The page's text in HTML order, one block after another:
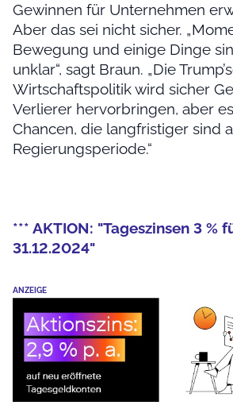
Gewinnen für Unternehmen
Aber das sei nicht sicher.
Bewegung und einige Dinge
unklar“, sagt Braun. „Die
Wirtschaftspolitik wird sicher
Verlierer hervorbringen, aber
Chancen, die langfristiger sind
Regierungsperiode.“
*** AKTION: "Tageszinsen 3 %
31.12.2024"
ANZEIGE